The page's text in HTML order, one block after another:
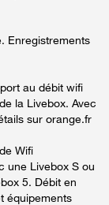
Enregistrements
au débit wifi
la Livebox. Avec
sur orange.fr
Wifi
une Livebox S ou
5. Débit en
équipements